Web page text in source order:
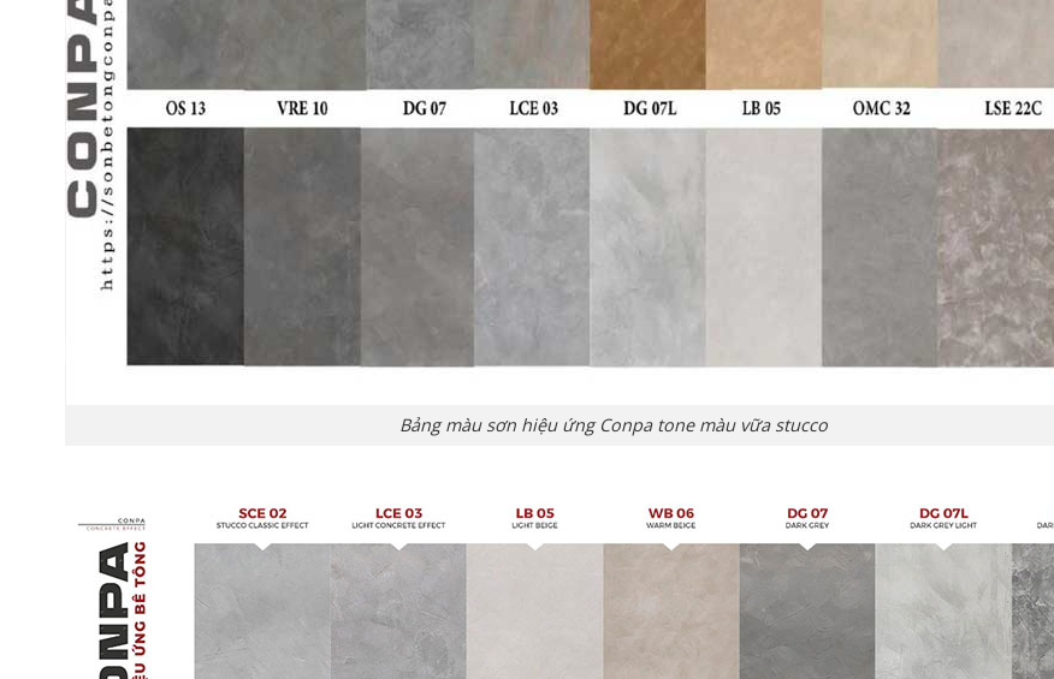
Bảng màu sơn hiệu ứng Conpa tone màu vữa stucco